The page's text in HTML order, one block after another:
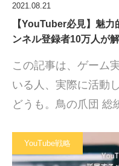
2021.08.21
【YouTuber必見】魅
ンネル登録者10万人が解
この記事は、ゲーム
いる人、実際に活動
どうも。鳥の爪団
YouTube戦略